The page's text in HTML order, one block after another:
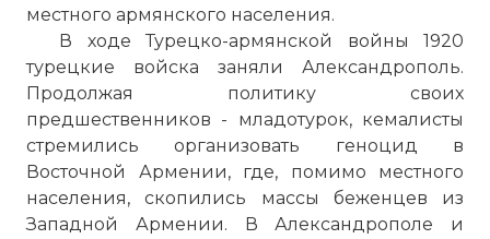
местного армянского населения.
В ходе Турецко-армянской войны 1920
турецкие войска заняли Александрополь.
Продолжая политику своих
предшественников - младотурок, кемалисты
стремились организовать геноцид в
Восточной Армении, где, помимо местного
населения, скопились массы беженцев из
Западной Армении. В Александрополе и